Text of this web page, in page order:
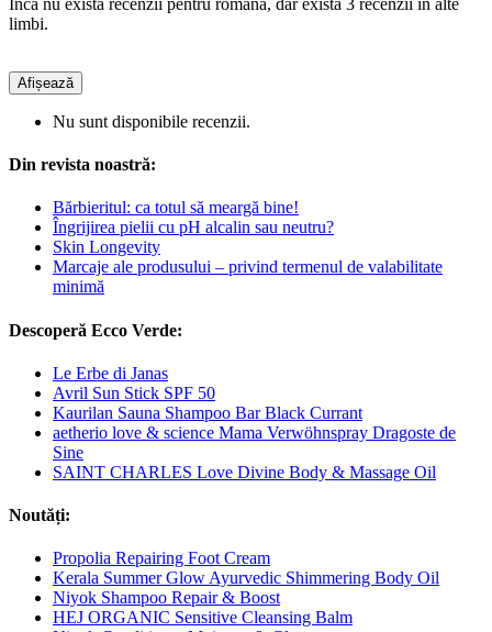
limbi.
Afișează
Nu sunt disponibile recenzii.
Din revista noastră:
Bărbieritul: ca totul să meargă bine!
Îngrijirea pielii cu pH alcalin sau neutru?
Skin Longevity
Marcaje ale produsului – privind termenul de valabilitate
minimă
Descoperă Ecco Verde:
Le Erbe di Janas
Avril Sun Stick SPF 50
Kaurilan Sauna Shampoo Bar Black Currant
aetherio love & science Mama Verwöhnspray Dragoste de
Sine
SAINT CHARLES Love Divine Body & Massage Oil
Noutăți:
Propolia Repairing Foot Cream
Kerala Summer Glow Ayurvedic Shimmering Body Oil
Niyok Shampoo Repair & Boost
HEJ ORGANIC Sensitive Cleansing Balm